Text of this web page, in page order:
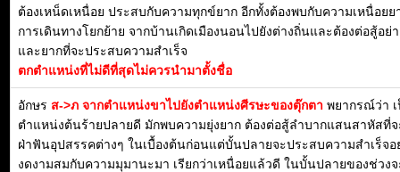
ต้องเหน็ดเหนื่อย ประสบกับความทุกข์ยาก อีกทั้งต้องพบกับความเหนื่อยย
การเดินทางโยกย้าย จากบ้านเกิดเมืองนอนไปยังต่างถิ่นและต้องต่อสู้อย่
และยากที่จะประสบความสำเร็จ
ตกตำแหน่งที่ไม่ดีที่สุดไม่ควรนำมาตั้งชื่อ
อักษร ส->ภ จากตำแหน่งขาไปยังตำแหน่งศีรษะของตุ๊กตา พยากรณ์ว่า
ตำแหน่งต้นร้ายปลายดี มักพบความยุ่งยาก ต้องต่อสู้ลำบากแสนสาหัสที่จ
ฝ่าฟันอุปสรรคต่างๆ ในเบื้องต้นก่อนแต่บั้นปลายจะประสบความสำเร็จอ
งดงามสมกับความมุมานะมา เรียกว่าเหนื่อยแล้วดี ในบั้นปลายของช่วง